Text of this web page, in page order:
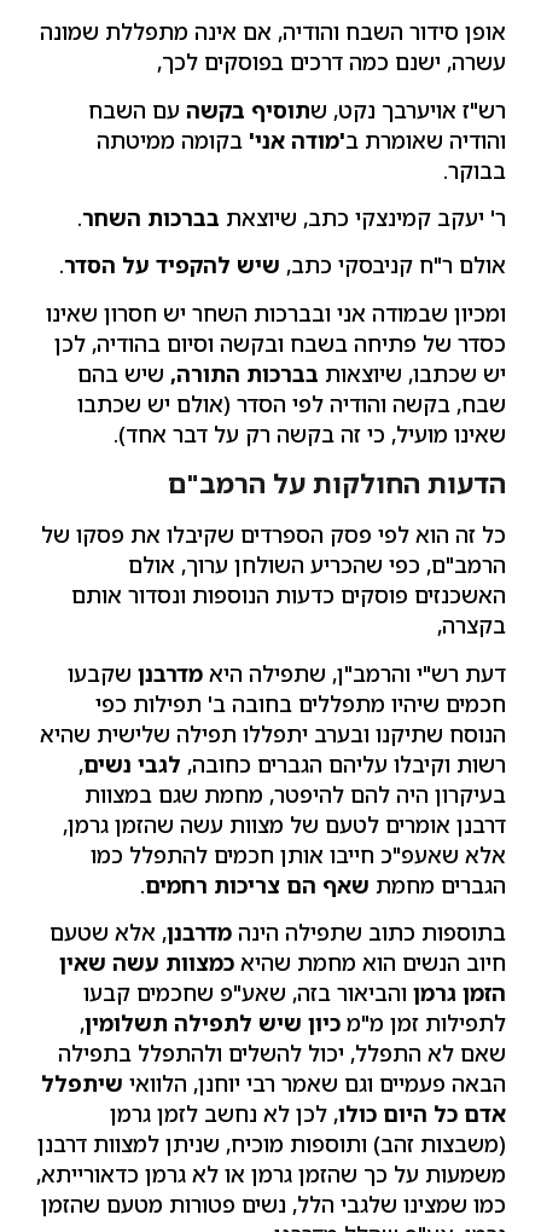
אופן סידור השבח והודיה, אם אינה מתפללת שמונה
עשרה, ישנם כמה דרכים בפוסקים לכך,
רש"ז אויערבך נקט, שתוסיף בקשה עם השבח
והודיה שאומרת ב'מודה אני' בקומה ממיטתה
בבוקר.
ר' יעקב קמינצקי כתב, שיוצאת בברכות השחר.
אולם ר"ח קניבסקי כתב, שיש להקפיד על הסדר.
ומכיון שבמודה אני ובברכות השחר יש חסרון שאינו
כסדר של פתיחה בשבח ובקשה וסיום בהודיה, לכן
יש שכתבו, שיוצאות בברכות התורה, שיש בהם
שבח, בקשה והודיה לפי הסדר (אולם יש שכתבו
שאינו מועיל, כי זה בקשה רק על דבר אחד).
הדעות החולקות על הרמב"ם
כל זה הוא לפי פסק הספרדים שקיבלו את פסקו של
הרמב"ם, כפי שהכריע השולחן ערוך, אולם
האשכנזים פוסקים כדעות הנוספות ונסדור אותם
בקצרה,
דעת רש"י והרמב"ן, שתפילה היא מדרבנן שקבעו
חכמים שיהיו מתפללים בחובה ב' תפילות כפי
הנוסח שתיקנו ובערב יתפללו תפילה שלישית שהיא
רשות וקיבלו עליהם הגברים כחובה, לגבי נשים,
בעיקרון היה להם להיפטר, מחמת שגם במצוות
דרבנן אומרים לטעם של מצוות עשה שהזמן גרמן,
אלא שאעפ"כ חייבו אותן חכמים להתפלל כמו
הגברים מחמת שאף הם צריכות רחמים.
בתוספות כתוב שתפילה הינה מדרבנן, אלא שטעם
חיוב הנשים הוא מחמת שהיא כמצוות עשה שאין
הזמן גרמן והביאור בזה, שאע"פ שחכמים קבעו
לתפילות זמן מ"מ כיון שיש לתפילה תשלומין,
שאם לא התפלל, יכול להשלים ולהתפלל בתפילה
הבאה פעמיים וגם שאמר רבי יוחנן, הלוואי שיתפלל
אדם כל היום כולו, לכן לא נחשב לזמן גרמן
(משבצות זהב) ותוספות מוכיח, שניתן למצוות דרבנן
משמעות על כך שהזמן גרמן או לא גרמן כדאורייתא,
כמו שמצינו שלגבי הלל, נשים פטורות מטעם שהזמן